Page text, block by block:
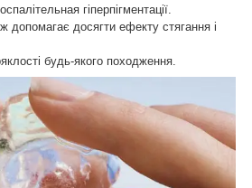
гіперпігментації.
допомагає досягти ефекту стягання і
будь-якого походження.